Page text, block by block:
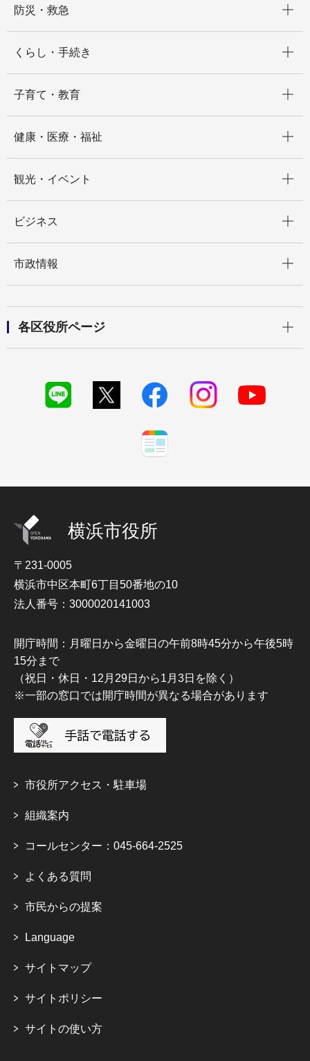
防災・救急
くらし・手続き
子育て・教育
健康・医療・福祉
観光・イベント
ビジネス
市政情報
各区役所ページ
横浜市役所
〒231-0005
横浜市中区本町6丁目50番地の10
法人番号：3000020141003
開庁時間：月曜日から金曜日の午前8時45分から午後5時
15分まで
（祝日・休日・12月29日から1月3日を除く）
※一部の窓口では開庁時間が異なる場合があります
市役所アクセス・駐車場
組織案内
コールセンター：045-664-2525
よくある質問
市民からの提案
Language
サイトマップ
サイトポリシー
サイトの使い方